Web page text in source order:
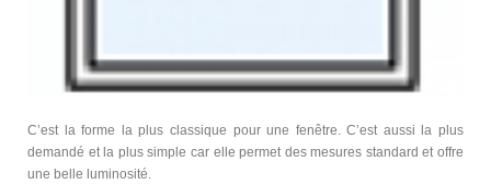
C’est la forme la plus classique pour une fenêtre. C’est aussi la plus
demandé et la plus simple car elle permet des mesures standard et offre
une belle luminosité.